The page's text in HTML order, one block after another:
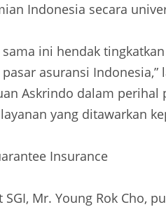
Indonesia secara
ini hendak
asuransi
Askrindo dalam
yang ditawarkan
Insurance
SGI, Mr. Young Rok Cho,